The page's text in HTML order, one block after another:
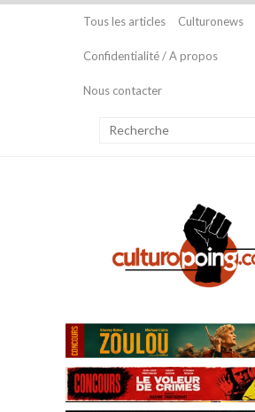
Tous les articles Culturonews
Confidentialité / A propos
Nous contacter